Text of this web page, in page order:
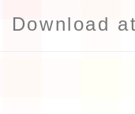
Download